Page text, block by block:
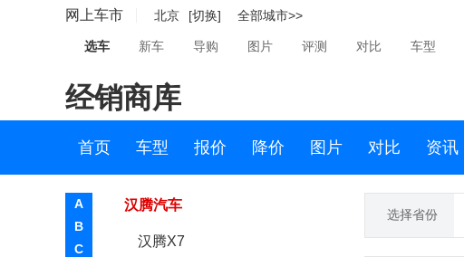
网上车市 北京 [切换] 全部城市>>
选车 新车 导购 图片 评测 对比 车型
经销商库
首页 车型 报价 降价 图片 对比 资讯
A
B
C
海格
哈雷
汉腾汽车
汉腾X7
选择省份